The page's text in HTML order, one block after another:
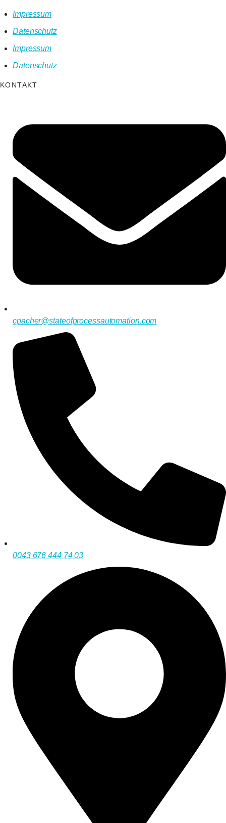
Impressum
Datenschutz
Impressum
Datenschutz
KONTAKT
cpacher@stateofprocessautomation.com
0043 676 444 74 03